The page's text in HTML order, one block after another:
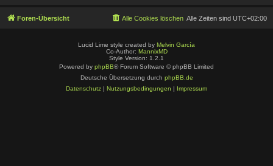
Foren-Übersicht Alle Zeiten sind UTC+02:00
Alle Cookies löschen
Lucid Lime style created by Melvin García
Co-Author: MannixMD
Style Version: 1.2.1
Powered by phpBB® Forum Software © phpBB Limited
Deutsche Übersetzung durch phpBB.de
Datenschutz | Nutzungsbedingungen | Impressum